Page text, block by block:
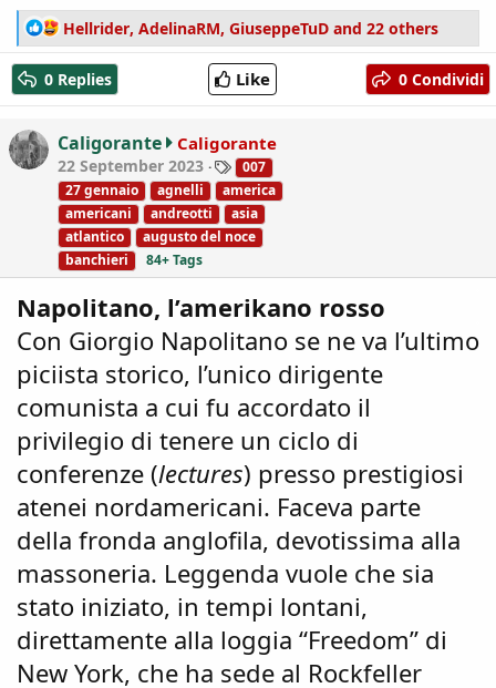
R
e
a
c
t
i
o
n
s
:
Hellrider, AdelinaRM, GiuseppeTuD and 22 others
0 Replies Like 0 Condividi
Caligorante Caligorante
22 September 2023
T
a
g
s
007
27 gennaio
agnelli
america
americani
andreotti
asia
atlantico
augusto del noce
banchieri
84+ Tags
Napolitano, l’amerikano rosso
Con Giorgio Napolitano se ne va l’ultimo
piciista storico, l’unico dirigente
comunista a cui fu accordato il
privilegio di tenere un ciclo di
conferenze (lectures) presso prestigiosi
atenei nordamericani. Faceva parte
della fronda anglofila, devotissima alla
massoneria. Leggenda vuole che sia
stato iniziato, in tempi lontani,
direttamente alla loggia “Freedom” di
New York, che ha sede al Rockfeller